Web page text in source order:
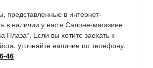
представленные в интернет-
в наличии у нас в Салоне-магазине
Плаза“. Если вы хотите заехать к
уточняйте наличие по телефону.
46